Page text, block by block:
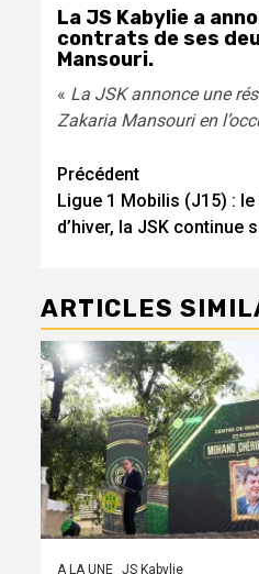
La JS Kabylie a
contrats de ses
Mansouri.
« La JSK annonce une
Zakaria Mansouri en
Navigation
d’article
Précédent
Ligue 1 Mobilis (J15) :
d’hiver, la JSK continue
ARTICLES
A LA UNE JS Kabylie